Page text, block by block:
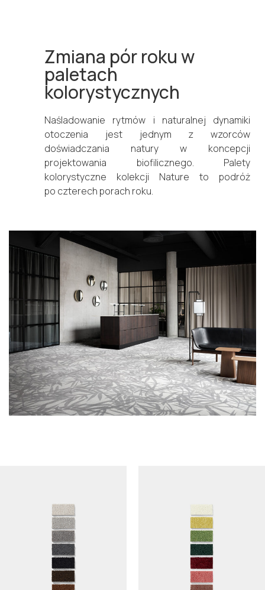
Zmiana pór roku w
paletach
kolorystycznych
Naśladowanie rytmów i naturalnej dynamiki
otoczenia jest jednym z wzorców
doświadczania natury w koncepcji
projektowania biofilicznego. Palety
kolorystyczne kolekcji Nature to podróż
po czterech porach roku.